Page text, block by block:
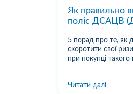
Як правильно
поліс ДСАЦВ
5 порад про те, як
скоротити свої
при покупці такого
Читати далі